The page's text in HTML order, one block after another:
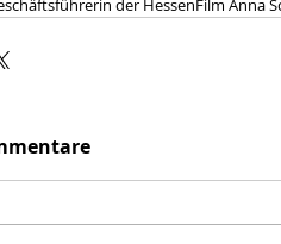
der HessenFilm Anna